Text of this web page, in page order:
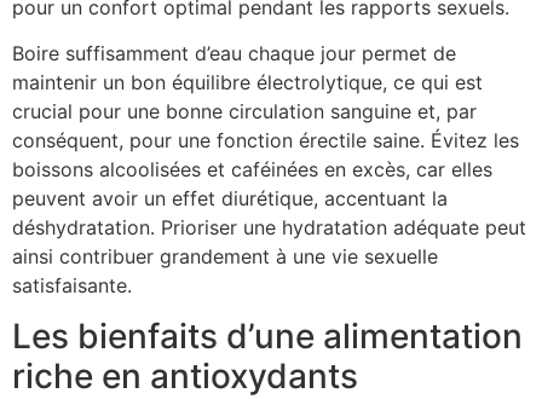
pour un confort optimal pendant les rapports sexuels.
Boire suffisamment d’eau chaque jour permet de
maintenir un bon équilibre électrolytique, ce qui est
crucial pour une bonne circulation sanguine et, par
conséquent, pour une fonction érectile saine. Évitez les
boissons alcoolisées et caféinées en excès, car elles
peuvent avoir un effet diurétique, accentuant la
déshydratation. Prioriser une hydratation adéquate peut
ainsi contribuer grandement à une vie sexuelle
satisfaisante.
Les bienfaits d’une alimentation
riche en antioxydants